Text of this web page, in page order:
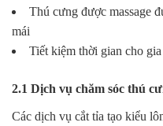
Thú cưng được massage
mái
Tiết kiệm thời gian cho
2.1 Dịch vụ chăm sóc thú
Các dịch vụ cắt tỉa tạo kiểu